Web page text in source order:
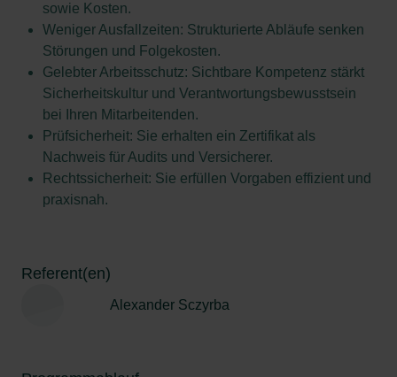
sowie Kosten.
Weniger Ausfallzeiten: Strukturierte Abläufe senken
Störungen und Folgekosten.
Gelebter Arbeitsschutz: Sichtbare Kompetenz stärkt
Sicherheitskultur und Verantwortungsbewusstsein
bei Ihren Mitarbeitenden.
Prüfsicherheit: Sie erhalten ein Zertifikat als
Nachweis für Audits und Versicherer.
Rechtssicherheit: Sie erfüllen Vorgaben effizient und
praxisnah.
Referent(en)
Alexander Sczyrba